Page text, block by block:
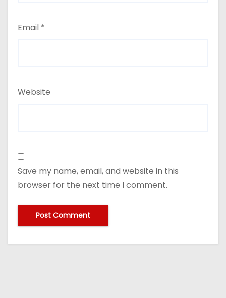
Email *
Website
Save my name, email, and website in this
browser for the next time I comment.